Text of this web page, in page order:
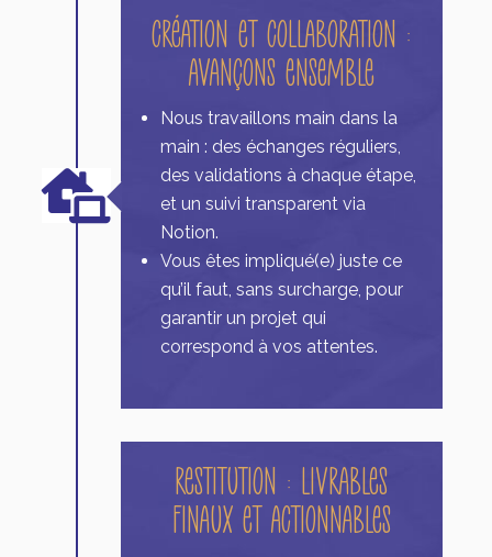

Création et Collaboration :
Avançons ensemble
Nous travaillons main dans la
main : des échanges réguliers,
des validations à chaque étape,
et un suivi transparent via
Notion.
Vous êtes impliqué(e) juste ce
qu’il faut, sans surcharge, pour
garantir un projet qui
correspond à vos attentes.
Restitution : Livrables
finaux et actionnables